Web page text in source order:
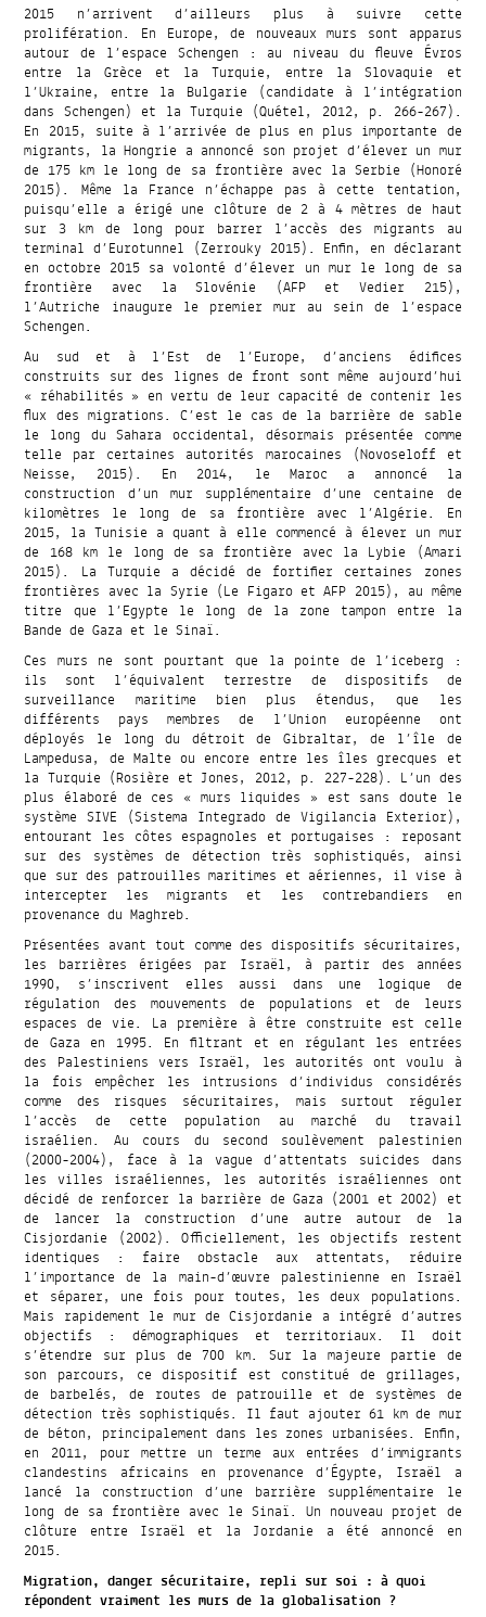
2015 n’arrivent d’ailleurs plus à suivre cette
prolifération. En Europe, de nouveaux murs sont apparus
autour de l’espace Schengen : au niveau du fleuve Évros
entre la Grèce et la Turquie, entre la Slovaquie et
l’Ukraine, entre la Bulgarie (candidate à l’intégration
dans Schengen) et la Turquie (Quétel, 2012, p. 266-267).
En 2015, suite à l’arrivée de plus en plus importante de
migrants, la Hongrie a annoncé son projet d’élever un mur
de 175 km le long de sa frontière avec la Serbie (Honoré
2015). Même la France n’échappe pas à cette tentation,
puisqu’elle a érigé une clôture de 2 à 4 mètres de haut
sur 3 km de long pour barrer l’accès des migrants au
terminal d’Eurotunnel (Zerrouky 2015). Enfin, en déclarant
en octobre 2015 sa volonté d’élever un mur le long de sa
frontière avec la Slovénie (AFP et Vedier 215),
l’Autriche inaugure le premier mur au sein de l’espace
Schengen.
Au sud et à l’Est de l’Europe, d’anciens édifices
construits sur des lignes de front sont même aujourd’hui
« réhabilités » en vertu de leur capacité de contenir les
flux des migrations. C’est le cas de la barrière de sable
le long du Sahara occidental, désormais présentée comme
telle par certaines autorités marocaines (Novoseloff et
Neisse, 2015). En 2014, le Maroc a annoncé la
construction d’un mur supplémentaire d’une centaine de
kilomètres le long de sa frontière avec l’Algérie. En
2015, la Tunisie a quant à elle commencé à élever un mur
de 168 km le long de sa frontière avec la Lybie (Amari
2015). La Turquie a décidé de fortifier certaines zones
frontières avec la Syrie (Le Figaro et AFP 2015), au même
titre que l’Egypte le long de la zone tampon entre la
Bande de Gaza et le Sinaï.
Ces murs ne sont pourtant que la pointe de l’iceberg :
ils sont l’équivalent terrestre de dispositifs de
surveillance maritime bien plus étendus, que les
différents pays membres de l’Union européenne ont
déployés le long du détroit de Gibraltar, de l’île de
Lampedusa, de Malte ou encore entre les îles grecques et
la Turquie (Rosière et Jones, 2012, p. 227-228). L’un des
plus élaboré de ces « murs liquides » est sans doute le
système SIVE (Sistema Integrado de Vigilancia Exterior),
entourant les côtes espagnoles et portugaises : reposant
sur des systèmes de détection très sophistiqués, ainsi
que sur des patrouilles maritimes et aériennes, il vise à
intercepter les migrants et les contrebandiers en
provenance du Maghreb.
Présentées avant tout comme des dispositifs sécuritaires,
les barrières érigées par Israël, à partir des années
1990, s’inscrivent elles aussi dans une logique de
régulation des mouvements de populations et de leurs
espaces de vie. La première à être construite est celle
de Gaza en 1995. En filtrant et en régulant les entrées
des Palestiniens vers Israël, les autorités ont voulu à
la fois empêcher les intrusions d’individus considérés
comme des risques sécuritaires, mais surtout réguler
l’accès de cette population au marché du travail
israélien. Au cours du second soulèvement palestinien
(2000-2004), face à la vague d’attentats suicides dans
les villes israéliennes, les autorités israéliennes ont
décidé de renforcer la barrière de Gaza (2001 et 2002) et
de lancer la construction d’une autre autour de la
Cisjordanie (2002). Officiellement, les objectifs restent
identiques : faire obstacle aux attentats, réduire
l’importance de la main-d’œuvre palestinienne en Israël
et séparer, une fois pour toutes, les deux populations.
Mais rapidement le mur de Cisjordanie a intégré d’autres
objectifs : démographiques et territoriaux. Il doit
s’étendre sur plus de 700 km. Sur la majeure partie de
son parcours, ce dispositif est constitué de grillages,
de barbelés, de routes de patrouille et de systèmes de
détection très sophistiqués. Il faut ajouter 61 km de mur
de béton, principalement dans les zones urbanisées. Enfin,
en 2011, pour mettre un terme aux entrées d’immigrants
clandestins africains en provenance d’Égypte, Israël a
lancé la construction d’une barrière supplémentaire le
long de sa frontière avec le Sinaï. Un nouveau projet de
clôture entre Israël et la Jordanie a été annoncé en
2015.
Migration, danger sécuritaire, repli sur soi : à quoi
répondent vraiment les murs de la globalisation ?